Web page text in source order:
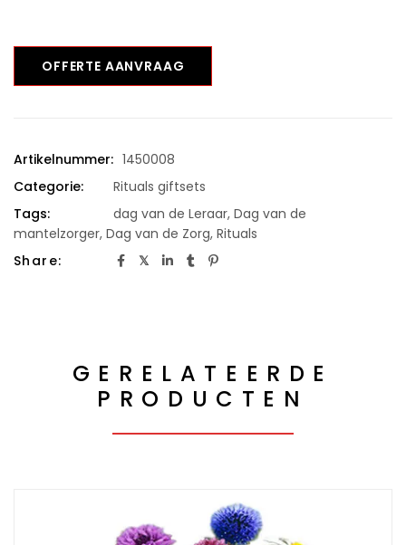
OFFERTE AANVRAAG
Artikelnummer: 1450008
Categorie:
Rituals giftsets
Tags:
dag van de Leraar, Dag van de
mantelzorger, Dag van de Zorg, Rituals
Share:
GERELATEERDE
PRODUCTEN